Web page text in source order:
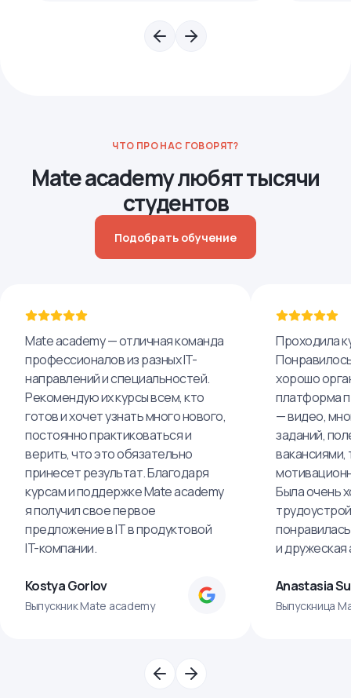
ЧТО ПРО НАС ГОВОРЯТ?
Mate academy любят тысячи
студентов
Подобрать обучение
Mate academy — отличная команда
профессионалов из разных IT-
направлений и специальностей.
Рекомендую их курсы всем, кто
готов и хочет узнать много нового,
постоянно практиковаться и
верить, что это обязательно
принесет результат. Благодаря
курсам и поддержке Mate academy
я получил свое первое
предложение в IT в продуктовой
IT-компании.
Kostya Gorlov
Выпускник Mate academy
Проходила
хорошо
платформа
— видео,
заданий,
вакансиями,
Была очень
и
Anastasia
Выпускница